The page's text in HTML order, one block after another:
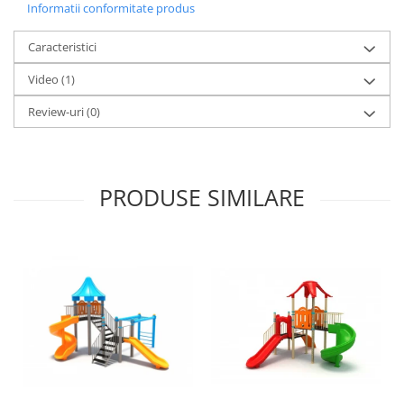
Informatii conformitate produs
Caracteristici
Video (1)
Review-uri(0)
PRODUSE SIMILARE